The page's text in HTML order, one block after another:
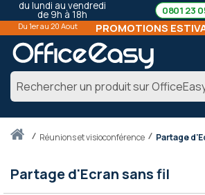
du lundi au vendredi
de 9h à 18h 0801 23
Du 1er au 20 Aout PROMOTIONS
Accueilréunions et visioconférence Partage
Partage d'Ecran sans fil